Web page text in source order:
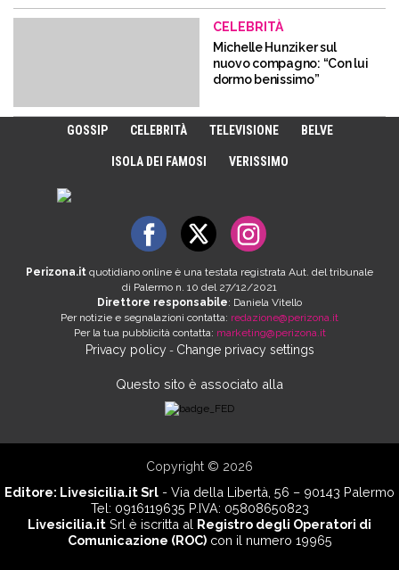
CELEBRITÀ
Michelle Hunziker sul
nuovo compagno: “Con lui
dormo benissimo”
GOSSIP CELEBRITÀ TELEVISIONE BELVE
ISOLA DEI FAMOSI VERISSIMO
Perizona.it quotidiano online è una testata registrata Aut. del tribunale
di Palermo n. 10 del 27/12/2021
Direttore responsabile: Daniela Vitello
Per notizie e segnalazioni contatta: redazione@perizona.it
Per la tua pubblicità contatta: marketing@perizona.it
Privacy policy- Change privacy settings
Questo sito è associato alla
Copyright © 2026
Editore: Livesicilia.it Srl - Via della Libertà, 56 – 90143 Palermo
Tel: 0916119635 P.IVA: 05808650823
Livesicilia.it Srl è iscritta al Registro degli Operatori di
Comunicazione (ROC)con il numero 19965